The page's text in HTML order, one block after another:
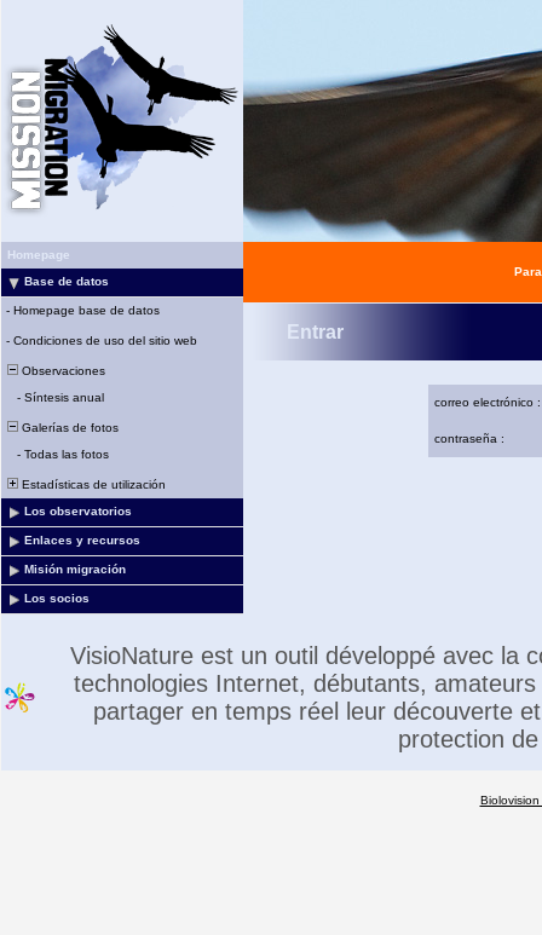
Homepage
Base de datos
- Homepage base de datos
- Condiciones de uso del sitio web
Observaciones
- Síntesis anual
Galerías de fotos
- Todas las fotos
Estadísticas de utilización
Los observatorios
Enlaces y recursos
Misión migración
Los socios
Entrar
correo electrónico :
contraseña :
VisioNature est un outil développé avec la
technologies Internet, débutants,
partager en temps réel leur découverte
protection
Biolovision